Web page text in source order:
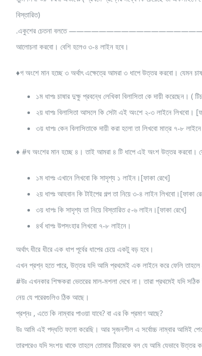
বিস্তারিত)
.একুশের চেতনা বলতে
আলোচনা করবো। বেশি হলেও ৩-৪ লাইন হবে।
♦গ অংশে মান হচ্ছে ৩ অর্থাৎ এক্ষেত্রে আমরা ৩ ধাপে উত্তর করবো। যেমন
১ম ধাপঃ চাষার দুক্ষু প্রবন্ধে লেখিকা বিলাসিতা কে দায়ী করেছেন।
২য় ধাপঃ বিলাসিতা আসলে কি সেটা এই অংশে ২-৩ লাইনে লিখবো।
৩য় ধাপঃ কেন বিলাসিতাকে দায়ী করা হলো তা লিখবো মাত্র ৭-৮
♦ #ঘ অংশের মান হচ্ছে ৪। তাই আমরা ৪ টি ধাপে এই অংশ উত্তর করবো।
১ম ধাপঃ এখানে লিখবো কি সাদৃশ্য ১ লাইন।[ফাকা রেখে]
২য় ধাপঃ আহবান কি টাইপের গল্প তা নিয়ে ৩-৪ লাইন লিখবো।[ফাকা
৩য় ধাপঃ কি সাদৃশ্য তা নিয়ে বিস্তারিত ৫-৬ লাইন।[ফাকা রেখে]
৪র্থ ধাপঃ উপসংহার লিখবো ৭-৮ লাইনে।
অর্থাৎ ধীরে ধীরে এক ধাপ পূর্বের ধাপের চেয়ে একটু বড় হবে।
এখন প্রশ্ন হতে পারে, উত্তর যদি আমি প্রথমেই এক লাইনে করে ফেলি তাহলে
#উঃ এখনকার শিক্ষকরা ভেতরের মাল-মশলা দেখে না। তারা প্রথমেই যদি
নেয় যে পরেরগুলিও ঠিক আছে।
প্রশ্নঃ , এতে কি নাম্বার পাওয়া যাবে? বা এর কি প্রমাণ আছে?
উঃ আমি এই পদ্ধতি ফলো করেছি। আর সৃজনশীল এ সর্বোচ্চ নাম্বার আমিই
তারপরেও যদি সংশয় থাকে তাহলে তোমার টিচারকে বল যে আমি যেভাবে